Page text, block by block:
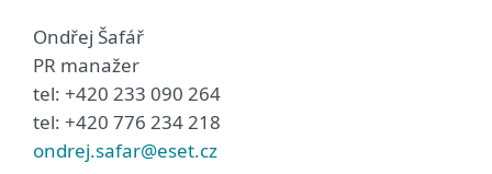
Ondřej Šafář
PR manažer
tel: +420 233 090 264
tel: +420 776 234 218
ondrej.safar@eset.cz